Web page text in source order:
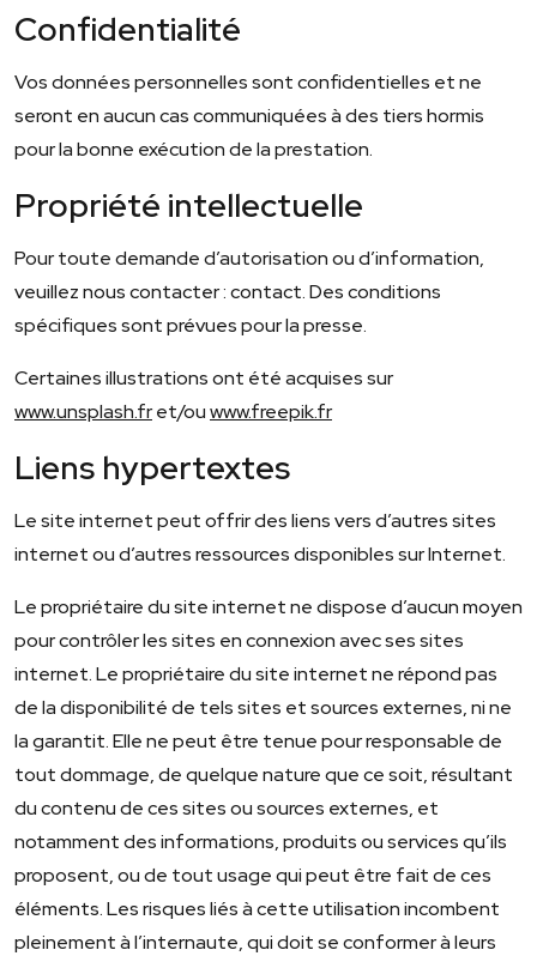
Confidentialité
Vos données personnelles sont confidentielles et ne
seront en aucun cas communiquées à des tiers hormis
pour la bonne exécution de la prestation.
Propriété intellectuelle
Pour toute demande d’autorisation ou d’information,
veuillez nous contacter : contact. Des conditions
spécifiques sont prévues pour la presse.
Certaines illustrations ont été acquises sur
www.unsplash.fret/ouwww.freepik.fr
Liens hypertextes
Le site internet peut offrir des liens vers d’autres sites
internet ou d’autres ressources disponibles sur Internet.
Le propriétaire du site internet ne dispose d’aucun moyen
pour contrôler les sites en connexion avec ses sites
internet. Le propriétaire du site internet ne répond pas
de la disponibilité de tels sites et sources externes, ni ne
la garantit. Elle ne peut être tenue pour responsable de
tout dommage, de quelque nature que ce soit, résultant
du contenu de ces sites ou sources externes, et
notamment des informations, produits ou services qu’ils
proposent, ou de tout usage qui peut être fait de ces
éléments. Les risques liés à cette utilisation incombent
pleinement à l’internaute, qui doit se conformer à leurs